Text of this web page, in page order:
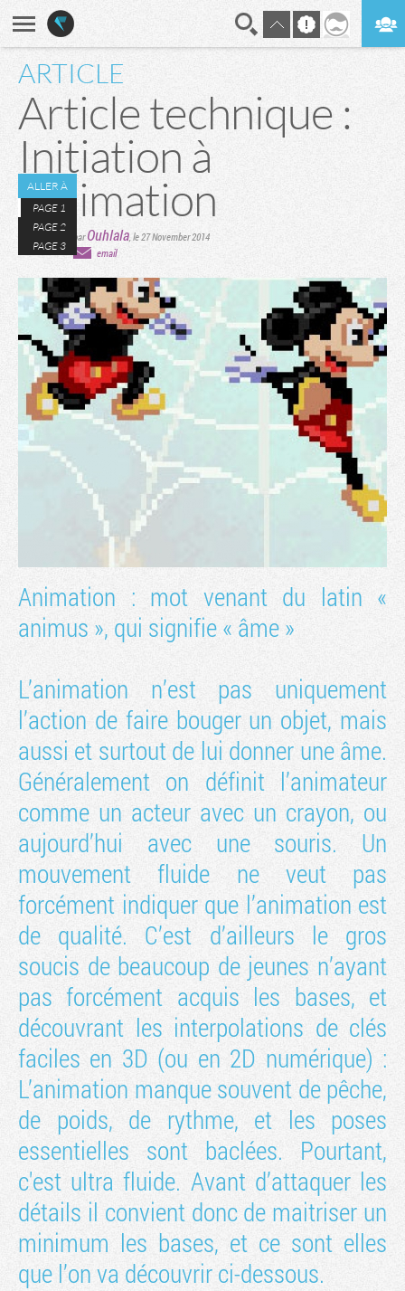
ALLER À
PAGE 1
PAGE 2
PAGE 3
ARTICLE
Article technique :
Initiation à
l’animation
parOuhlala,le 27 November 2014
email
Animation : mot venant du latin «
animus », qui signifie « âme »
L’animation n’est pas uniquement
l’action de faire bouger un objet, mais
aussi et surtout de lui donner une âme.
Généralement on définit l’animateur
comme un acteur avec un crayon, ou
aujourd’hui avec une souris. Un
mouvement fluide ne veut pas
forcément indiquer que l’animation est
de qualité. C’est d’ailleurs le gros
soucis de beaucoup de jeunes n’ayant
pas forcément acquis les bases, et
découvrant les interpolations de clés
faciles en 3D (ou en 2D numérique) :
L’animation manque souvent de pêche,
de poids, de rythme, et les poses
essentielles sont baclées. Pourtant,
c'est ultra fluide. Avant d’attaquer les
détails il convient donc de maitriser un
minimum les bases, et ce sont elles
que l’on va découvrir ci-dessous.